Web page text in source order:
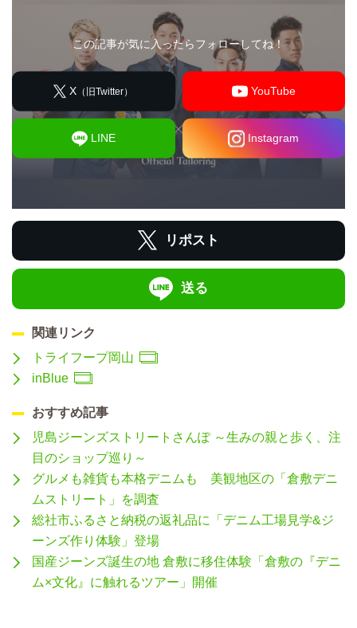
この記事が気に入ったらフォローしてね！
X （旧Twitter） YouTube
LINE Instagram
リポスト
送る
関連リンク
トライフープ岡山
inBlue
おすすめ記事
児島ジーンズストリートさんぽ ～生みの親と歩く、注
目のショップ巡り～
グルメも雑貨も本格デニムも 美観地区の「倉敷デニ
ムストリート」を調査
総社市ふるさと納税の返礼品に「デニム工場見学&ジ
ーンズ作り体験」登場
国産ジーンズ誕生の地 倉敷に移住体験「倉敷の『デニ
ム×文化』に触れるツアー」開催